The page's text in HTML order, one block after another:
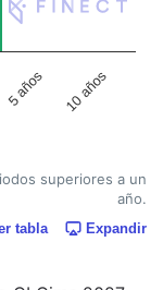
5 años 10 años
superiores a un
año.
tabla Expandir